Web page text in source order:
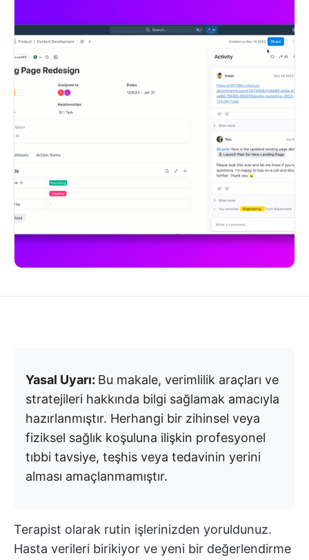
Yasal Uyarı: Bu makale, verimlilik araçları ve
stratejileri hakkında bilgi sağlamak amacıyla
hazırlanmıştır. Herhangi bir zihinsel veya
fiziksel sağlık koşuluna ilişkin profesyonel
tıbbi tavsiye, teşhis veya tedavinin yerini
alması amaçlanmamıştır.
Terapist olarak rutin işlerinizden yoruldunuz.
Hasta verileri birikiyor ve yeni bir değerlendirme